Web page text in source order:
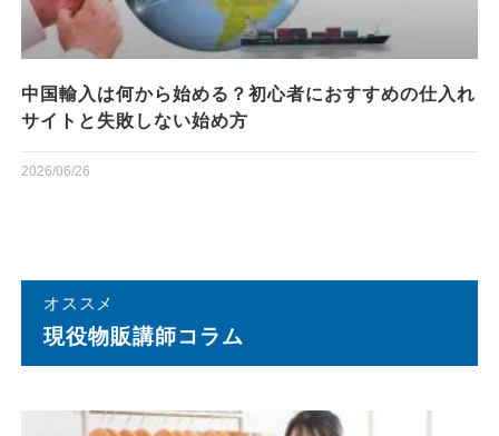
中国輸入は何から始める？初心者におすすめの仕入れ
サイトと失敗しない始め方
2026/06/26
オススメ
現役物販講師コラム